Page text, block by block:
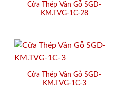
Cửa Thép Vân Gỗ SGD-
KM.TVG-1C-28
Cửa Thép Vân Gỗ SGD-
KM.TVG-1C-3